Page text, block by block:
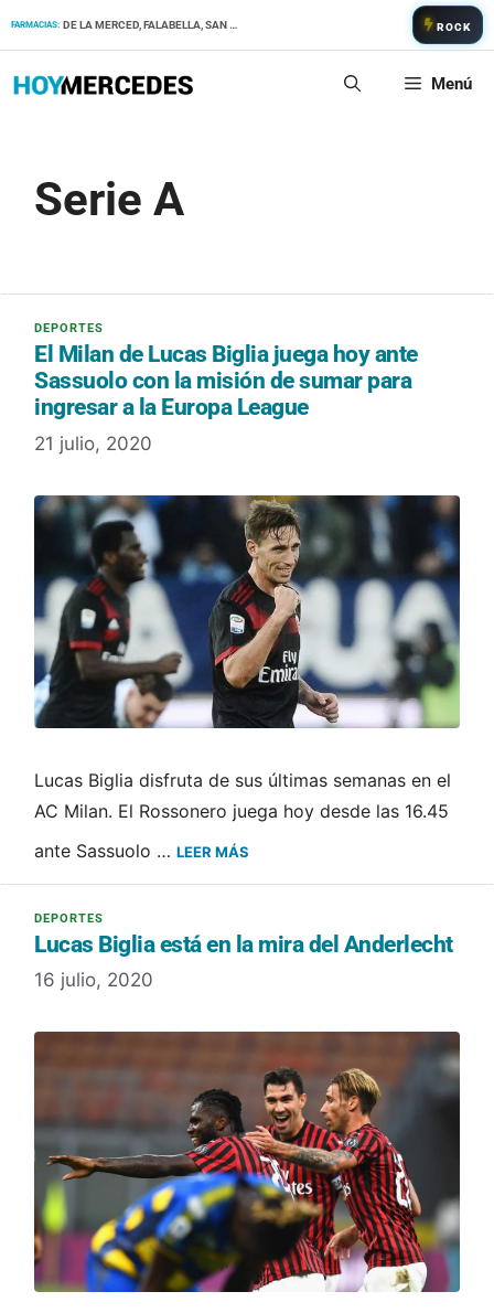
FARMACIAS: DE LA MERCED, FALABELLA, SAN PATRICIO ROCK
Menú
Serie A
El Milan de Lucas Biglia juega hoy ante
Sassuolo con la misión de sumar para
ingresar a la Europa League
21 julio, 2020
Lucas Biglia disfruta de sus últimas semanas en el
AC Milan. El Rossonero juega hoy desde las 16.45
ante Sassuolo … LEER MÁS
Lucas Biglia está en la mira del Anderlecht
16 julio, 2020